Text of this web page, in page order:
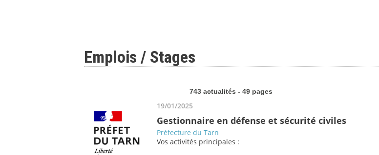
Emplois / Stages
743 actualités - 49 pages
19/01/2025
Gestionnaire en défense et sécurité civiles
Préfecture du Tarn
Vos activités principales :